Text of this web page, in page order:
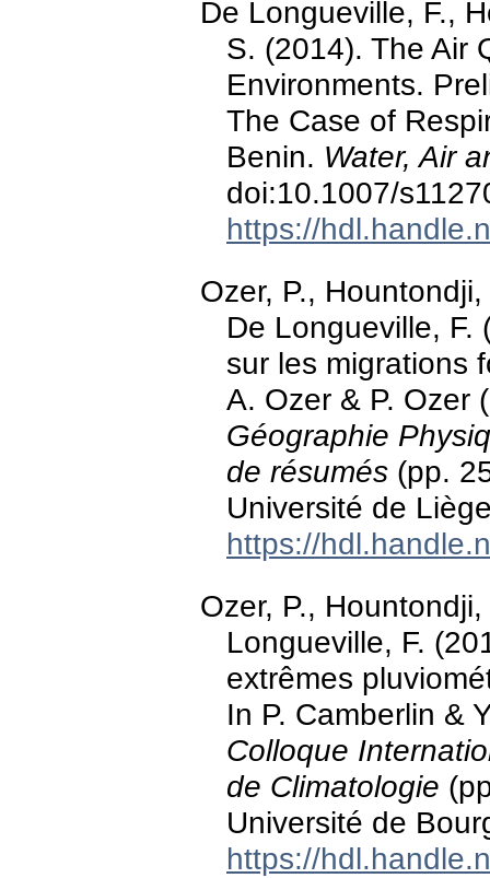
De Longueville, F.,
S. (2014). The Air
Environments.
The Case of
Benin. Water, Air
doi:10.1007/
https://
Ozer, P.,
De Longueville, F.
sur les migrations
A. Ozer & P. Ozer
Géographie
de résumés (pp.
Université de
https://
Ozer, P.,
Longueville, F.
extrêmes
In P. Camberlin &
Colloque
de Climatologie
Université de
https://